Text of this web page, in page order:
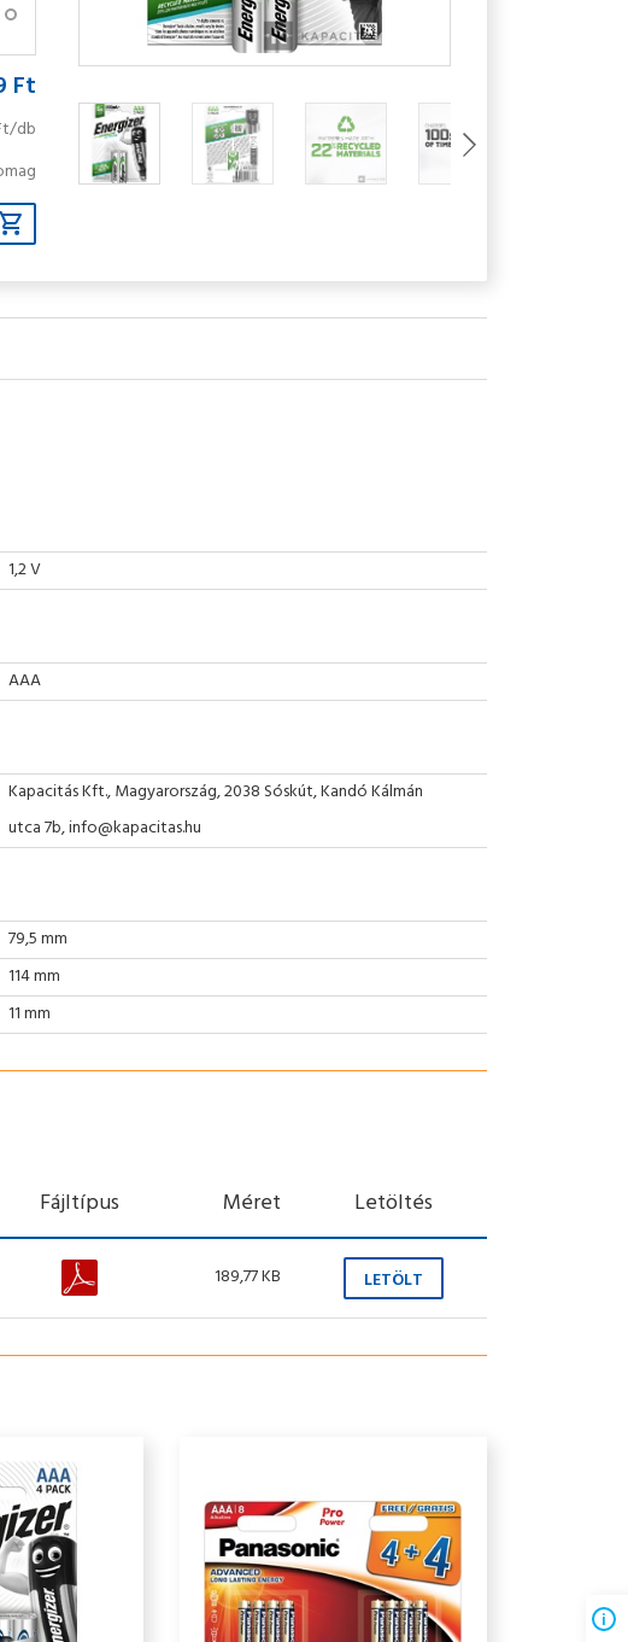
Ft
db
1,2 V
AAA
Kapacitás Kft., Magyarország, 2038 Sóskút, Kandó Kálmán
utca 7b, info@kapacitas.hu
79,5 mm
114 mm
11 mm
Fájltípus Méret Letöltés
189,77 KB LETÖLT